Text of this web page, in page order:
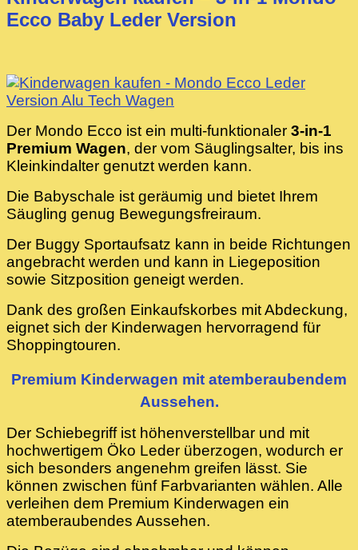
Ecco Baby Leder Version
Der Mondo Ecco ist ein multi-funktionaler 3-in-1
Premium Wagen, der vom Säuglingsalter, bis ins
Kleinkindalter genutzt werden kann.
Die Babyschale ist geräumig und bietet Ihrem
Säugling genug Bewegungsfreiraum.
Der Buggy Sportaufsatz kann in beide Richtungen
angebracht werden und kann in Liegeposition
sowie Sitzposition geneigt werden.
Dank des großen Einkaufskorbes mit Abdeckung,
eignet sich der Kinderwagen hervorragend für
Shoppingtouren.
Premium Kinderwagen mit atemberaubendem
Aussehen.
Der Schiebegriff ist höhenverstellbar und mit
hochwertigem Öko Leder überzogen, wodurch er
sich besonders angenehm greifen lässt. Sie
können zwischen fünf Farbvarianten wählen. Alle
verleihen dem Premium Kinderwagen ein
atemberaubendes Aussehen.